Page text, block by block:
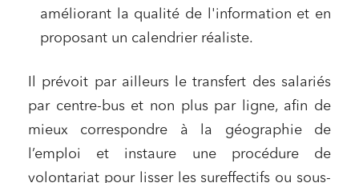
améliorant la qualité de l'information et en
proposant un calendrier réaliste.
Il prévoit par ailleurs le transfert des salariés
par centre-bus et non plus par ligne, afin de
mieux correspondre à la géographie de
l’emploi et instaure une procédure de
volontariat pour lisser les sureffectifs ou sous-